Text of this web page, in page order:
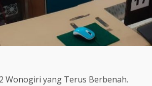
Wonogiri yang Terus Berbenah.